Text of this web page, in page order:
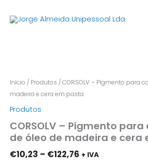
Início / Produtos / CORSOLV – Pigmento para
madeira e cera em pasta
Produtos
CORSOLV – Pigmento
de óleo de madeira e cera
€10,23 – €122,76
through
€122,76
+ IVA
-
Pigmento
coloração
de
óleo
de